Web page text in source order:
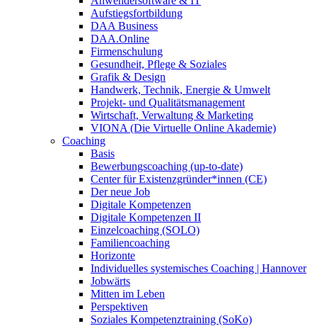
Aufstiegsfortbildung
DAA Business
DAA.Online
Firmenschulung
Gesundheit, Pflege & Soziales
Grafik & Design
Handwerk, Technik, Energie & Umwelt
Projekt- und Qualitätsmanagement
Wirtschaft, Verwaltung & Marketing
VIONA (Die Virtuelle Online Akademie)
Coaching
Basis
Bewerbungscoaching (up-to-date)
Center für Existenzgründer*innen (CE)
Der neue Job
Digitale Kompetenzen
Digitale Kompetenzen II
Einzelcoaching (SOLO)
Familiencoaching
Horizonte
Individuelles systemisches Coaching | Hannover
Jobwärts
Mitten im Leben
Perspektiven
Soziales Kompetenztraining (SoKo)